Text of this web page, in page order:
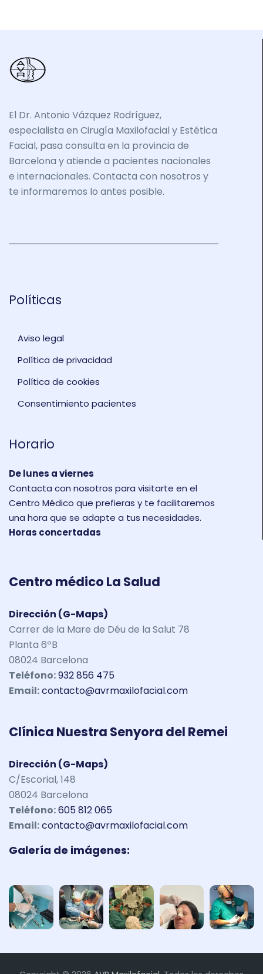
El Dr. Antonio Vázquez Rodríguez,
especialista en Cirugía Maxilofacial y Estética
Facial, pasa consulta en la provincia de
Barcelona y atiende a pacientes nacionales
e internacionales. Contacta con nosotros y
te informaremos lo antes posible.
Políticas
Aviso legal
Política de privacidad
Política de cookies
Consentimiento pacientes
Horario
De lunes a viernes
Contacta con nosotros para visitarte en el
Centro Médico que prefieras y te facilitaremos
una hora que se adapte a tus necesidades.
Horas concertadas
Centro médico La Salud
Dirección (G-Maps)
Carrer de la Mare de Déu de la Salut 78
Planta 6ºB
08024 Barcelona
Teléfono:932 856 475
Email:contacto@avrmaxilofacial.com
Clínica Nuestra Senyora del Remei
Dirección (G-Maps)
C/Escorial, 148
08024 Barcelona
Teléfono:605 812 065
Email:contacto@avrmaxilofacial.com
Galería de imágenes: